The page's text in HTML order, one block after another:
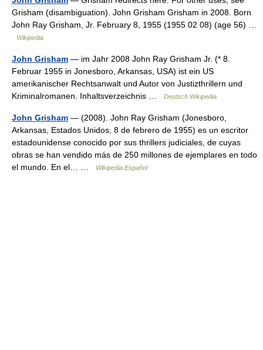
Grisham (disambiguation). John Grisham Grisham in 2008. Born
John Ray Grisham, Jr. February 8, 1955 (1955 02 08) (age 56) …
Wikipedia
John Grisham — im Jahr 2008 John Ray Grisham Jr. (* 8.
Februar 1955 in Jonesboro, Arkansas, USA) ist ein US
amerikanischer Rechtsanwalt und Autor von Justizthrillern und
Kriminalromanen. Inhaltsverzeichnis …
Deutsch Wikipedia
John Grisham — (2008). John Ray Grisham (Jonesboro,
Arkansas, Estados Unidos, 8 de febrero de 1955) es un escritor
estadounidense conocido por sus thrillers judiciales, de cuyas
obras se han vendido más de 250 millones de ejemplares en todo
el mundo. En el… …
Wikipedia Español